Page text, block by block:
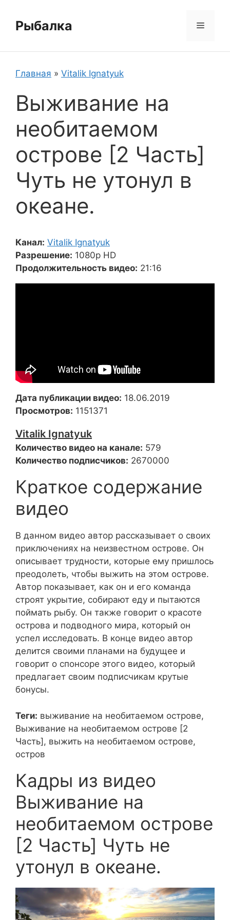
содержимому
Рыбалка Меню
Главная » Vitalik Ignatyuk
Выживание на
необитаемом
острове [2 Часть]
Чуть не утонул в
океане.
Канал: Vitalik Ignatyuk
Разрешение: 1080p HD
Продолжительность видео: 21:16
Дата публикации видео: 18.06.2019
Просмотров: 1151371
Vitalik Ignatyuk
Количество видео на канале: 579
Количество подписчиков: 2670000
Краткое содержание
видео
В данном видео автор рассказывает о своих
приключениях на неизвестном острове. Он
описывает трудности, которые ему пришлось
преодолеть, чтобы выжить на этом острове.
Автор показывает, как он и его команда
строят укрытие, собирают еду и пытаются
поймать рыбу. Он также говорит о красоте
острова и подводного мира, который он
успел исследовать. В конце видео автор
делится своими планами на будущее и
говорит о спонсоре этого видео, который
предлагает своим подписчикам крутые
бонусы.
Теги: выживание на необитаемом острове,
Выживание на необитаемом острове [2
Часть], выжить на необитаемом острове,
остров
Кадры из видео
Выживание на
необитаемом острове
[2 Часть] Чуть не
утонул в океане.